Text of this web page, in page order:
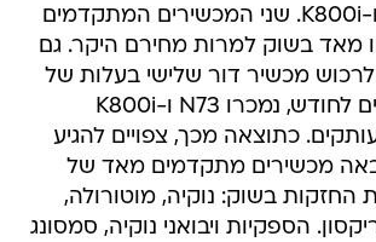
N73 של נוקיה ו-K800i. שני המכשירים המתקדמים
מאד בשוק למרות מחירם היקר. גם
לרכוש מכשיר דור שלישי בעלות של
20 או 30 שקלים לחודש, נמכרו N73 ו-K800i
כתוצאה מכך, צפויים להגיע
מכשירים מתקדמים מאד של
בשוק: נוקיה, מוטורולה,
הספקיות ויבואני נוקיה, סמסונג